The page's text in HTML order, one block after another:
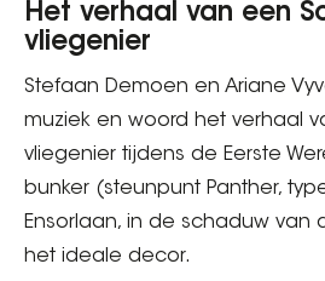
Het verhaal van een
vliegenier
Stefaan Demoen en Ariane
muziek en woord het verhaal
vliegenier tijdens de Eerste
bunker (steunpunt Panther,
Ensorlaan, in de schaduw van
het ideale decor.